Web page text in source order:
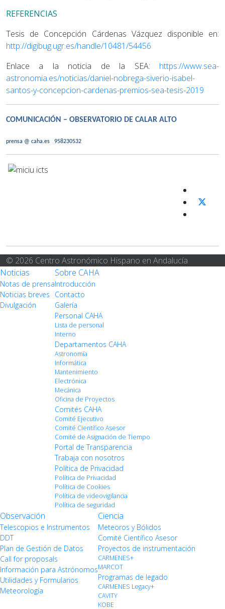
REFERENCIAS
Tesis de Concepción Cárdenas Vázquez disponible en:
http://digibug.ugr.es/handle/10481/54456
Enlace a la noticia de la SEA: https://www.sea-
astronomia.es/noticias/daniel-nobrega-siverio-isabel-
santos-y-concepcion-cardenas-premios-sea-tesis-2019
COMUNICACIÓN – OBSERVATORIO DE CALAR ALTO
prensa @ caha.es 958230532
© 2026 Centro Astronómico Hispano en Andalucía
Noticias
Notas de prensa
Noticias breves
Divulgación
Sobre CAHA
Introducción
Contacto
Galería
Personal CAHA
Lista de personal
Interno
Departamentos CAHA
Astronomía
Informática
Mantenimiento
Electrónica
Mecánica
Oficina de Proyectos
Comités CAHA
Comité Ejecutivo
Comité Científico Asesor
Comité de Asignación de Tiempo
Portal de Transparencia
Trabaja con nosotros
Política de Privacidad
Política de Privacidad
Política de Cookies
Política de videovigilancia
Política de seguridad
Observación
Telescopios e Instrumentos
DDT
Plan de Gestión de Datos
Call for proposals
Información para Astrónomos
Utilidades y Formularios
Meteorología
Ciencia
Meteoros y Bólidos
Comité Científico Asesor
Proyectos de instrumentación
CARMENES+
MARCOT
Programas de legado
CARMENES Legacy+
CAVITY
KOBE